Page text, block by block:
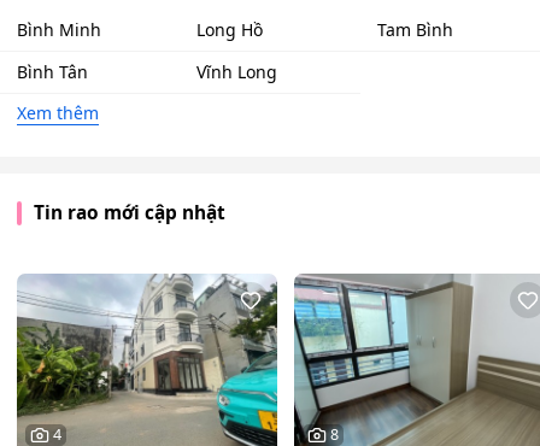
Bình Minh Long Hồ
Tam Bình
Bình Tân
Vĩnh Long
Xem thêm
Tin rao mới cập nhật
4 8